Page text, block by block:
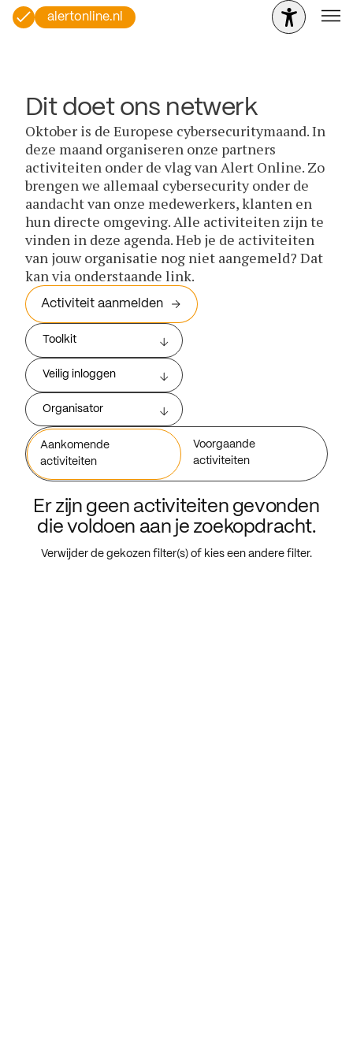
alertonline.nl
Dit doet ons netwerk
Oktober is de Europese cybersecuritymaand. In
deze maand organiseren onze partners
activiteiten onder de vlag van Alert Online. Zo
brengen we allemaal cybersecurity onder de
aandacht van onze medewerkers, klanten en
hun directe omgeving. Alle activiteiten zijn te
vinden in deze agenda. Heb je de activiteiten
van jouw organisatie nog niet aangemeld? Dat
kan via onderstaande link.
Activiteit aanmelden
Toolkit
Veilig inloggen
Organisator
Aankomende
activiteiten
Voorgaande
activiteiten
Er zijn geen activiteiten gevonden
die voldoen aan je zoekopdracht.
Verwijder de gekozen filter(s) of kies een andere filter.